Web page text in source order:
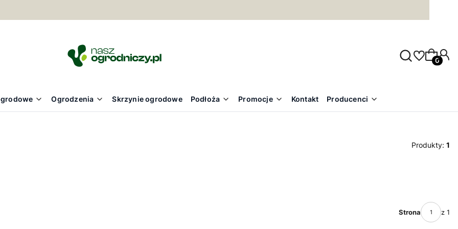
Ogrodzenia Skrzynie ogrodowe Podłoża Promocje Kontakt Producenci
Produkty: 1
Strona z 1